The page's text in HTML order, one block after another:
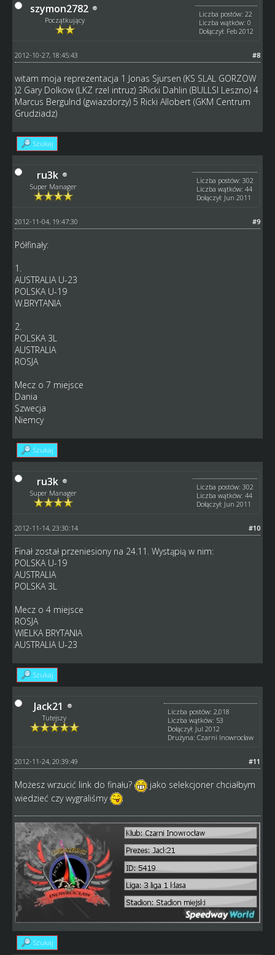
szymon2782
Początkujący
Liczba postów: 22
Liczba wątków: 0
Dołączył: Feb 2012
#8
2012-10-27, 18:45:43
witam moja reprezentacja 1 Jonas Sjursen (KS SLAL GORZOW
)2 Gary Dolkow (LKZ rzel intruz) 3Ricki Dahlin (BULLSI Leszno) 4
Marcus Bergulnd (gwiazdorzy) 5 Ricki Allobert (GKM Centrum
Grudziadz)
Szukaj
ru3k
Super Manager
Liczba postów: 302
Liczba wątków: 44
Dołączył: Jun 2011
#9
2012-11-04, 19:47:30
Półfinały:
1.
AUSTRALIA U-23
POLSKA U-19
W.BRYTANIA
2.
POLSKA 3L
AUSTRALIA
ROSJA
Mecz o 7 miejsce
Dania
Szwecja
Niemcy
Szukaj
ru3k
Super Manager
Liczba postów: 302
Liczba wątków: 44
Dołączył: Jun 2011
#10
2012-11-14, 23:30:14
Finał został przeniesiony na 24.11. Wystąpią w nim:
POLSKA U-19
AUSTRALIA
POLSKA 3L
Mecz o 4 miejsce
ROSJA
WIELKA BRYTANIA
AUSTRALIA U-23
Szukaj
Jack21
Tutejszy
Liczba postów: 2,018
Liczba wątków: 53
Dołączył: Jul 2012
Drużyna: Czarni Inowrocław
#11
2012-11-24, 20:39:49
Możesz wrzucić link do finału?
jako selekcjoner chciałbym
wiedzieć czy wygraliśmy
Szukaj